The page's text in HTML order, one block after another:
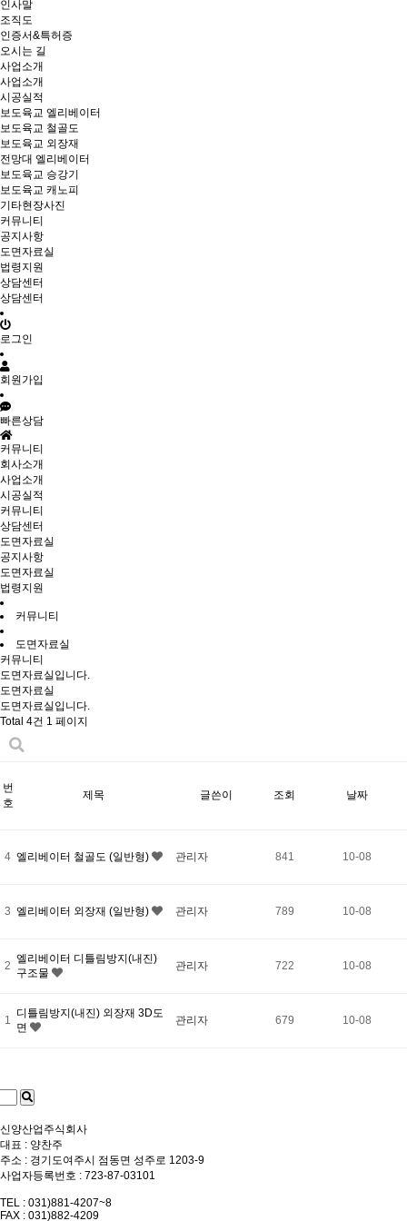
인사말
조직도
인증서&특허증
오시는 길
사업소개
사업소개
시공실적
보도육교 엘리베이터
보도육교 철골도
보도육교 외장재
전망대 엘리베이터
보도육교 승강기
보도육교 캐노피
기타현장사진
커뮤니티
공지사항
도면자료실
법령지원
상담센터
상담센터
로그인
회원가입
빠른상담
커뮤니티
회사소개
사업소개
시공실적
커뮤니티
상담센터
도면자료실
공지사항
도면자료실
법령지원
커뮤니티
도면자료실
커뮤니티
도면자료실입니다.
도면자료실
도면자료실입니다.
Total 4건 1 페이지
번
호
제목 글쓴이 조회 날짜
4 엘리베이터 철골도 (일반형) 관리자 841 10-08
3 엘리베이터 외장재 (일반형) 관리자 789 10-08
2
엘리베이터 디틀림방지(내진)
구조물
관리자 722 10-08
1
디틀림방지(내진) 외장재 3D도
면
관리자 679 10-08
신양산업주식회사
대표 : 양찬주
주소 : 경기도여주시 점동면 성주로 1203-9
사업자등록번호 : 723-87-03101
TEL : 031)881-4207~8
FAX : 031)882-4209